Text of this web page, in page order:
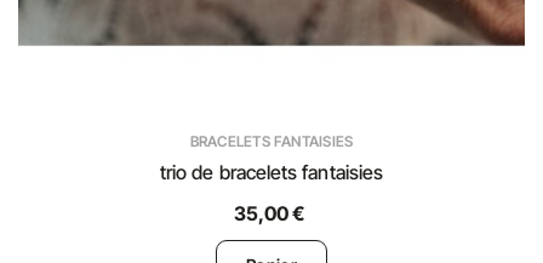
BRACELETS FANTAISIES
trio de bracelets fantaisies
35,00 €